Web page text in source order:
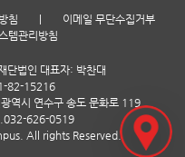
침
이메일 무단수집거부
템관리방침
단법인 대표자: 박찬대
82-15216
역시 연수구 송도 문화로 119
626-0519
All rights Reserved.